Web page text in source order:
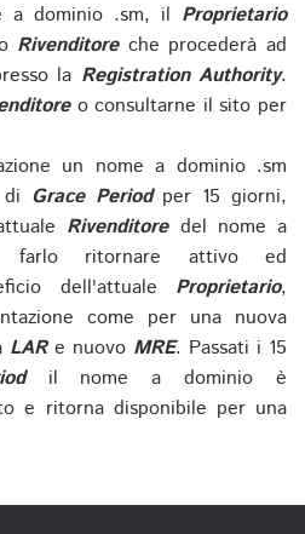
a dominio .sm, il Proprietario
Rivenditoreche procederà ad
la Registration Authority.
o consultarne il sito per
un nome a dominio .sm
Grace Periodper 15 giorni,
Rivenditoredel nome a
farlo ritornare attivo ed
dell'attuale Proprietario,
come per una nuova
LARe nuovo MRE. Passati i 15
il nome a dominio è
e ritorna disponibile per una